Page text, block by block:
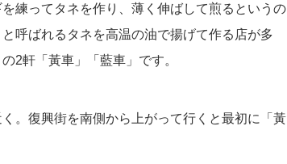
練ってタネを作り、薄く伸ばして煎るというの
呼ばれるタネを高温の油で揚げて作る店が多
2軒「黃車」「藍車」です。
。復興街を南側から上がって行くと最初に「黃